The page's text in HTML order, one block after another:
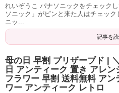
れいぞうこ パナソニックをチェック
ソニック」がピンと来た人はチェッ
ニッ...
記事を
母の日 早割 プリザーブド |
日 アンティーク 置き アレ
フラワー 早割 送料無料 ア
ワー アンティーク レトロ